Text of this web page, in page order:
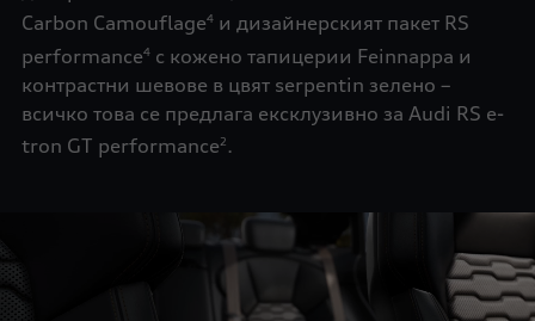
Carbon Camouflage4и дизайнерският пакет RS
performance4с кожено тапицерии Feinnappa и
контрастни шевове в цвят serpentin зелено –
всичко това се предлага ексклузивно за Audi RS e-
tron GT performance2.